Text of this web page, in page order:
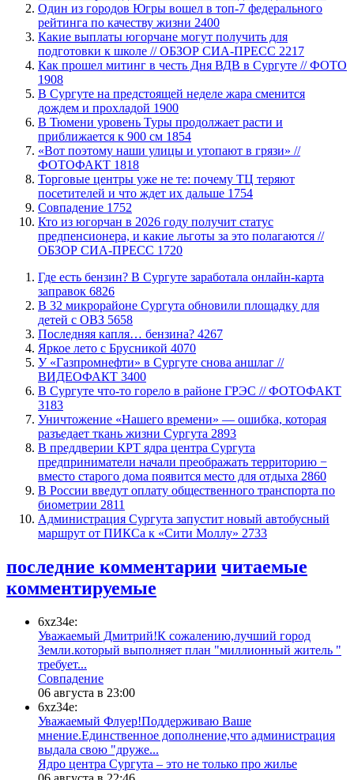
Один из городов Югры вошел в топ-7 федерального
рейтинга по качеству жизни 2400
Какие выплаты югорчане могут получить для
подготовки к школе // ОБЗОР СИА-ПРЕСС 2217
Как прошел митинг в честь Дня ВДВ в Сургуте // ФОТО
1908
В Сургуте на предстоящей неделе жара сменится
дождем и прохладой 1900
В Тюмени уровень Туры продолжает расти и
приближается к 900 см 1854
«Вот поэтому наши улицы и утопают в грязи» //
ФОТОФАКТ 1818
Торговые центры уже не те: почему ТЦ теряют
посетителей и что ждет их дальше 1754
​Совпадение 1752
Кто из югорчан в 2026 году получит статус
предпенсионера, и какие льготы за это полагаются //
ОБЗОР СИА-ПРЕСС 1720
​Где есть бензин? В Сургуте заработала онлайн-карта
заправок 6826
В 32 микрорайоне Сургута обновили площадку для
детей с ОВЗ 5658
​Последняя капля… бензина? 4267
Яркое лето с Брусникой 4070
У «Газпромнефти» в Сургуте снова аншлаг //
ВИДЕОФАКТ 3400
​В Сургуте что-то горело в районе ГРЭС // ФОТОФАКТ
3183
​Уничтожение «Нашего времени» — ошибка, которая
разъедает ткань жизни Сургута 2893
​В преддверии КРТ ядра центра Сургута
предприниматели начали преображать территорию −
вместо старого дома появится место для отдыха 2860
В России введут оплату общественного транспорта по
биометрии 2811
​Администрация Сургута запустит новый автобусный
маршрут от ПИКСа к «Сити Моллу» 2733
последние комментарии читаемые
комментируемые
6xz34e:
Уважаемый Дмитрий!К сожалению,лучший город
Земли.который выполняет план "миллионный житель "
требует...
​Совпадение
06 августа в 23:00
6xz34e:
Уважаемый Флуер!Поддерживаю Ваше
мнение.Единственное дополнение,что администрация
выдала свою "друже...
​Ядро центра Сургута ‒ это не только про жилье